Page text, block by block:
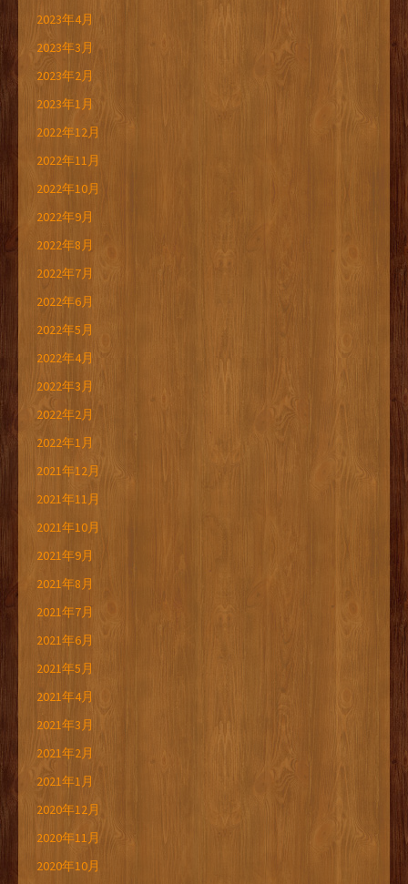
2023年4月
2023年3月
2023年2月
2023年1月
2022年12月
2022年11月
2022年10月
2022年9月
2022年8月
2022年7月
2022年6月
2022年5月
2022年4月
2022年3月
2022年2月
2022年1月
2021年12月
2021年11月
2021年10月
2021年9月
2021年8月
2021年7月
2021年6月
2021年5月
2021年4月
2021年3月
2021年2月
2021年1月
2020年12月
2020年11月
2020年10月